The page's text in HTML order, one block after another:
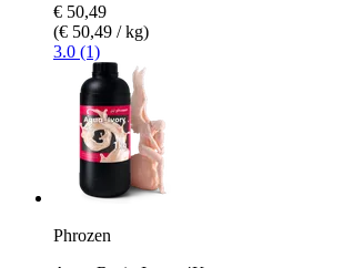
€ 50,49
(€ 50,49 / kg)
3.0 (1)
Phrozen